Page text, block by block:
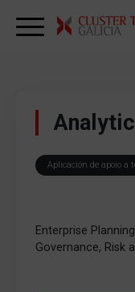
Aplicación de apoio a
Enterprise
Governance, Risk